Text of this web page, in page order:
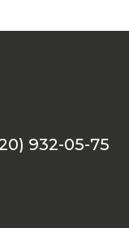
932-05-75